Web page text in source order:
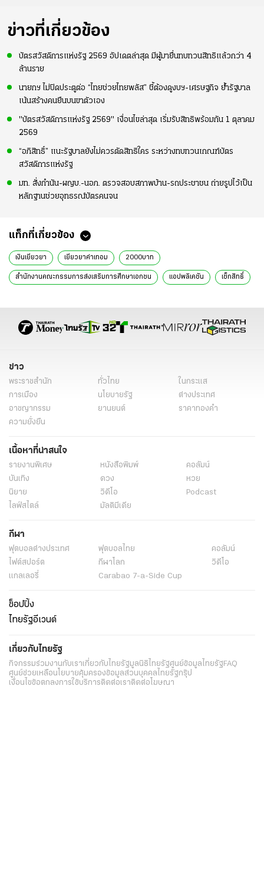
ข่าวที่เกี่ยวข้อง
บัตรสวัสดิการแห่งรัฐ 2569 อัปเดตล่าสุด มีผู้มายื่นทบทวนสิทธิแล้วกว่า 4
ล้านราย
นายกฯ ไม่ปิดประตูต่อ “ไทยช่วยไทยพลัส” ชี้ต้องดูงบฯ-เศรษฐกิจ ย้ำรัฐบาล
เน้นสร้างคนยืนบนขาตัวเอง
"บัตรสวัสดิการแห่งรัฐ 2569" เงื่อนไขล่าสุด เริ่มรับสิทธิพร้อมกัน 1 ตุลาคม
2569
“อภิสิทธิ์” แนะรัฐบาลยังไม่ควรตัดสิทธิใคร ระหว่างทบทวนเกณฑ์บัตร
สวัสดิการแห่งรัฐ
มท. สั่งกำนัน-ผญบ.-นอภ. ตรวจสอบสภาพบ้าน-รถประชาชน ถ่ายรูปไว้เป็น
หลักฐานช่วยอุทธรณ์บัตรคนจน
แท็กที่เกี่ยวข้อง
เงินเยียวยา เยียวยาค่าเทอม 2000บาท
สำนักงานคณะกรรมการส่งเสริมการศึกษาเอกชน แอปพลิเคชัน เช็กสิทธิ์
ข่าว
พระราชสำนัก ทั่วไทย
ในกระแส
การเมือง
นโยบายรัฐ
ต่างประเทศ
อาชญากรรม
ยานยนต์
ราคาทองคำ
ความยั่งยืน
เนื้อหาที่น่าสนใจ
รายงานพิเศษ หนังสือพิมพ์
คอลัมน์
บันเทิง
ดวง
หวย
นิยาย
วิดีโอ
Podcast
ไลฟ์สไตล์
มัลติมีเดีย
กีฬา
ฟุตบอลต่่างประเทศ ฟุตบอลไทย
คอลัมน์
ไฟต์สปอร์ต
กีฬาโลก
วิดีโอ
แกลเลอรี่
Carabao 7-a-Side Cup
ช็อปปิ้ง
ไทยรัฐอีเวนต์
เกี่ยวกับไทยรัฐ
กิจกรรมร่วมงานกับเราเกี่ยวกับไทยรัฐมูลนิธิไทยรัฐศูนย์ข้อมูลไทยรัฐFAQ
ศูนย์ช่วยเหลือนโยบายคุ้มครองข้อมูลส่วนบุคคลไทยรัฐกรุ๊ป
เงื่อนไขข้อตกลงการใช้บริการติดต่อเราติดต่อโฆษณา